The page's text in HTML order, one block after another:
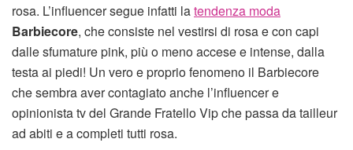
rosa. L’influencer segue infatti latendenza moda
Barbiecore, che consiste nel vestirsi di rosa e con capi
dalle sfumature pink, più o meno accese e intense, dalla
testa ai piedi! Un vero e proprio fenomeno il Barbiecore
che sembra aver contagiato anche l’influencer e
opinionista tv del Grande Fratello Vip che passa da tailleur
ad abiti e a completi tutti rosa.